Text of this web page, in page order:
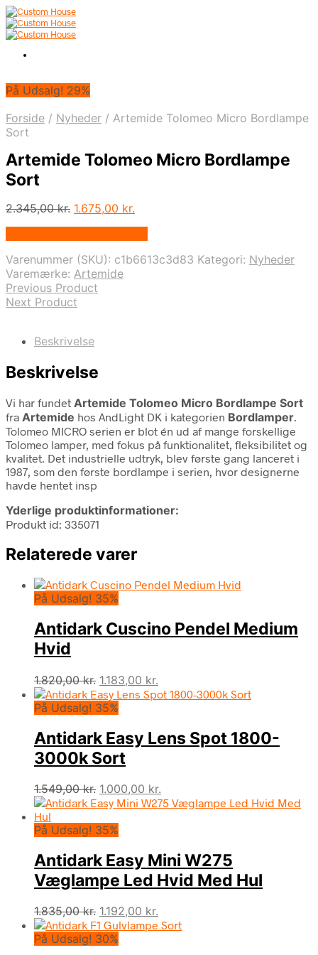
På Udsalg! 29%
Forside / Nyheder / Artemide Tolomeo Micro Bordlampe
Sort
Artemide Tolomeo Micro Bordlampe
Sort
2.345,00kr. Den
2.345,00 kr..
1.675,00 kr.
1.675,00 kr..
Varenummer (SKU): c1b6613c3d83 Kategori: Nyheder
Varemærke: Artemide
Previous Product
Next Product
Beskrivelse
Beskrivelse
Vi har fundet Artemide Tolomeo Micro Bordlampe Sort
fra Artemide hos AndLight DK i kategorien Bordlamper.
Tolomeo MICRO serien er blot én ud af mange forskellige
Tolomeo lamper, med fokus på funktionalitet, fleksibilitet og
kvalitet. Det industrielle udtryk, blev første gang lanceret i
1987, som den første bordlampe i serien, hvor designerne
havde hentet insp
Yderlige produktinformationer:
Produkt id: 335071
Relaterede varer
På Udsalg! 35%
Antidark Cuscino Pendel Medium
Hvid
1.820,00kr. Den
oprindelige
pris
1.820,00 kr..
1.183,00 kr.
aktuelle
1.183,00 kr..
På Udsalg! 35%
Antidark Easy Lens Spot 1800-
3000k Sort
1.549,00kr. Den
oprindelige
var:
1.000,00 kr.
aktuelle
På Udsalg! 35%
Antidark Easy Mini W275
Væglampe Led Hvid Med Hul
1.835,00kr. Den
oprindelige
pris
1.192,00 kr.
aktuelle
På Udsalg! 30%